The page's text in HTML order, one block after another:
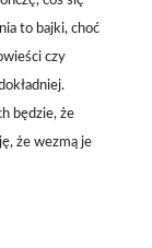
to bajki, choć
czy
będzie, że
że wezmą je